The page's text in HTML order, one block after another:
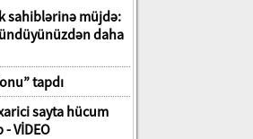
sahiblərinə müjdə:
daha
tapdı
sayta hücum
- VİDEO